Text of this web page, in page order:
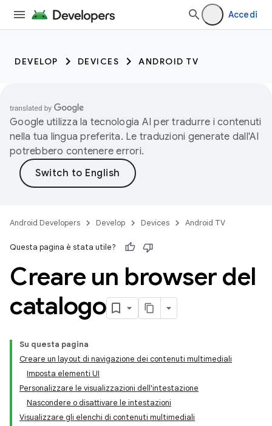
Accedi
DEVELOP DEVICES ANDROID TV
Google utilizza la tecnologia AI per tradurre i contenuti
nella tua lingua preferita. Le traduzioni generate dall'AI
potrebbero contenere errori.
Android Developers Develop Devices Android TV
Questa pagina è stata utile?
Creare un browser del
catalogo
Su questa pagina
Creare un layout di navigazione dei contenuti multimediali
Imposta elementi UI
Personalizzare le visualizzazioni dell'intestazione
Nascondere o disattivare le intestazioni
Visualizzare gli elenchi di contenuti multimediali